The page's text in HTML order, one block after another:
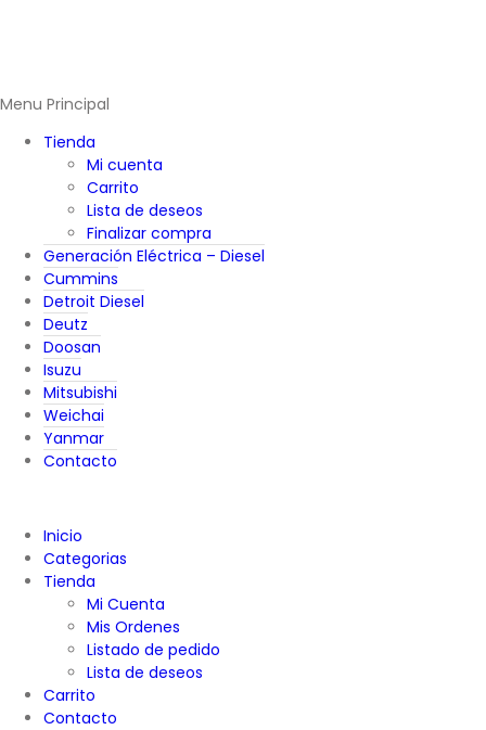
Menu Principal
Tienda
Mi cuenta
Carrito
Lista de deseos
Finalizar compra
Generación Eléctrica – Diesel
Cummins
Detroit Diesel
Deutz
Doosan
Isuzu
Mitsubishi
Weichai
Yanmar
Contacto
Inicio
Categorias
Tienda
Mi Cuenta
Mis Ordenes
Listado de pedido
Lista de deseos
Carrito
Contacto